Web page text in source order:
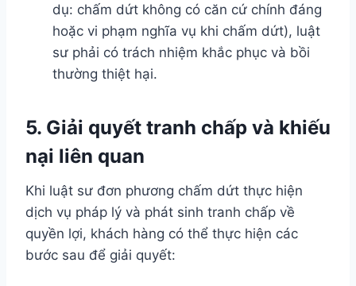
dụ: chấm dứt không có căn cứ chính đáng
hoặc vi phạm nghĩa vụ khi chấm dứt), luật
sư phải có trách nhiệm khắc phục và bồi
thường thiệt hại.
5. Giải quyết tranh chấp và khiếu
nại liên quan
Khi luật sư đơn phương chấm dứt thực hiện
dịch vụ pháp lý và phát sinh tranh chấp về
quyền lợi, khách hàng có thể thực hiện các
bước sau để giải quyết: